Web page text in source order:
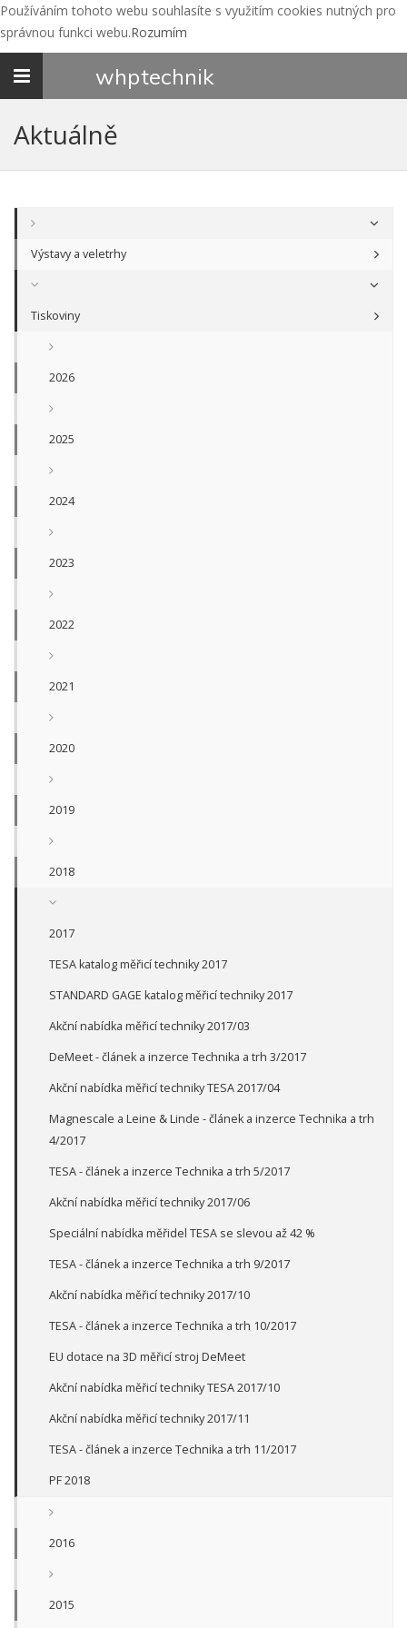
Používáním tohoto webu souhlasíte s využitím cookies nutných pro
správnou funkci webu.Rozumím
Toggle
whptechnik
Aktuálně
Výstavy a veletrhy
Tiskoviny
2026
2025
2024
2023
2022
2021
2020
2019
2018
2017
TESA katalog měřicí techniky 2017
STANDARD GAGE katalog měřicí techniky 2017
Akční nabídka měřicí techniky 2017/03
DeMeet - článek a inzerce Technika a trh 3/2017
Akční nabídka měřicí techniky TESA 2017/04
Magnescale a Leine & Linde - článek a inzerce Technika a trh
4/2017
TESA - článek a inzerce Technika a trh 5/2017
Akční nabídka měřicí techniky 2017/06
Speciální nabídka měřidel TESA se slevou až 42 %
TESA - článek a inzerce Technika a trh 9/2017
Akční nabídka měřicí techniky 2017/10
TESA - článek a inzerce Technika a trh 10/2017
EU dotace na 3D měřicí stroj DeMeet
Akční nabídka měřicí techniky TESA 2017/10
Akční nabídka měřicí techniky 2017/11
TESA - článek a inzerce Technika a trh 11/2017
PF 2018
2016
2015